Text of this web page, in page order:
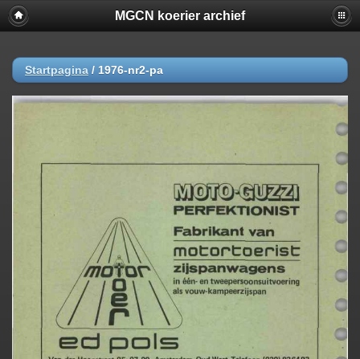
MGCN koerier archief
Startpagina / 1976-nr2-pa